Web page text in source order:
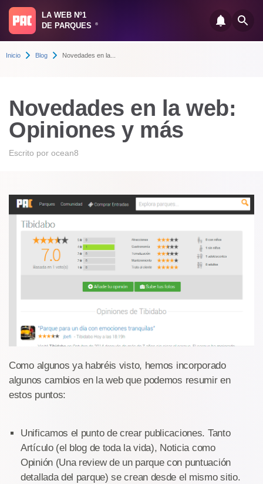
LA WEB Nº1
DE PARQUES
®
Inicio Blog Novedades en la...
Novedades en la web:
Opiniones y más
Escrito por ocean8
Como algunos ya habréis visto, hemos incorporado
algunos cambios en la web que podemos resumir en
estos puntos:
Unificamos el punto de crear publicaciones. Tanto
Artículo (el blog de toda la vida), Noticia como
Opinión (Una review de un parque con puntuación
detallada del parque) se crean desde el mismo sitio.